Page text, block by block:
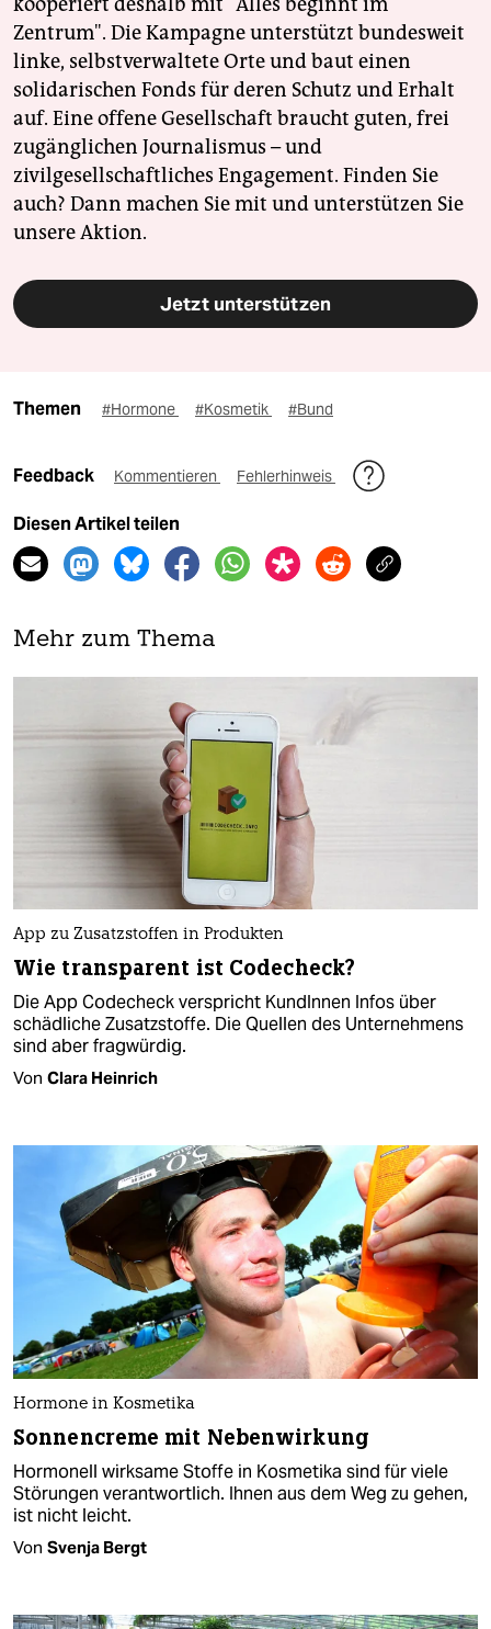
Zentrum". Die Kampagne unterstützt bundesweit
linke, selbstverwaltete Orte und baut einen
solidarischen Fonds für deren Schutz und Erhalt
auf. Eine offene Gesellschaft braucht guten, frei
zugänglichen Journalismus – und
zivilgesellschaftliches Engagement. Finden Sie
auch? Dann machen Sie mit und unterstützen Sie
unsere Aktion.
Jetzt unterstützen
Themen #Hormone #Kosmetik #Bund
Feedback Kommentieren Fehlerhinweis
Diesen Artikel teilen
Mehr zum Thema
App zu Zusatzstoffen in Produkten
Wie transparent ist Codecheck?
Die App Codecheck verspricht KundInnen Infos über
schädliche Zusatzstoffe. Die Quellen des Unternehmens
sind aber fragwürdig.
Von Clara Heinrich
Hormone in Kosmetika
Sonnencreme mit Nebenwirkung
Hormonell wirksame Stoffe in Kosmetika sind für viele
Störungen verantwortlich. Ihnen aus dem Weg zu gehen,
ist nicht leicht.
Von Svenja Bergt